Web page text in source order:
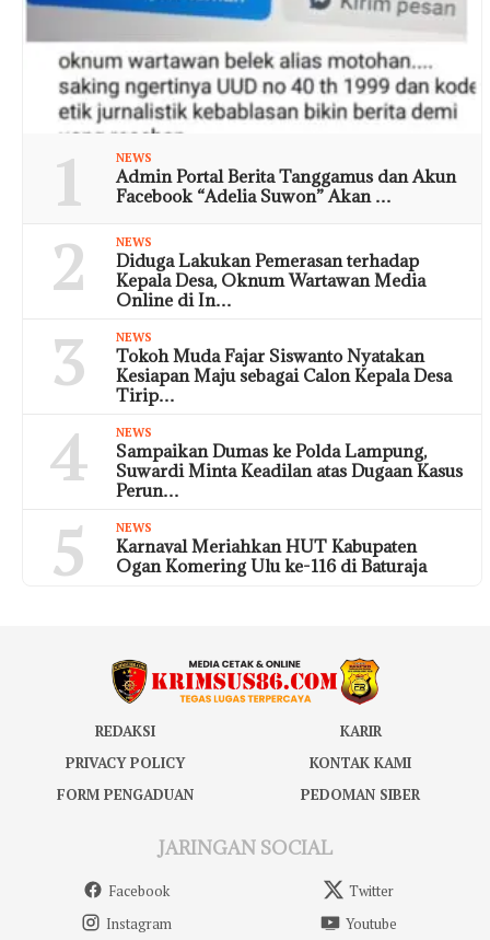
1 NEWS
Admin Portal Berita Tanggamus dan Akun
Facebook “Adelia Suwon” Akan …
2 NEWS
Diduga Lakukan Pemerasan terhadap
Kepala Desa, Oknum Wartawan Media
Online di In…
3 NEWS
Tokoh Muda Fajar Siswanto Nyatakan
Kesiapan Maju sebagai Calon Kepala Desa
Tirip…
4 NEWS
Sampaikan Dumas ke Polda Lampung,
Suwardi Minta Keadilan atas Dugaan Kasus
Perun…
5 NEWS
Karnaval Meriahkan HUT Kabupaten
Ogan Komering Ulu ke-116 di Baturaja
REDAKSI
KARIR
PRIVACY POLICY
KONTAK KAMI
FORM PENGADUAN
PEDOMAN SIBER
JARINGAN SOCIAL
Facebook
Twitter
Instagram
Youtube